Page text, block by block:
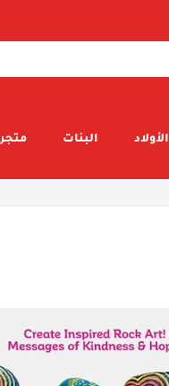
الأولاد البنات